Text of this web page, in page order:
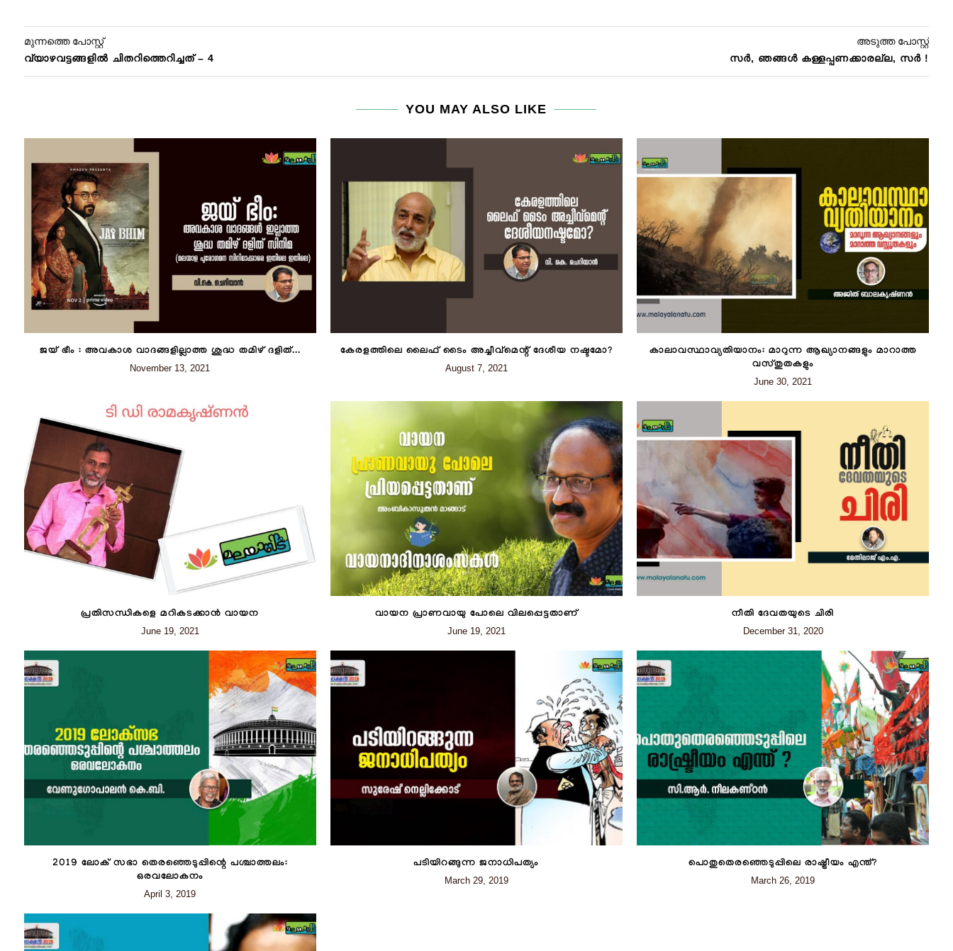
മുന്നത്തെ പോസ്റ്റ്
വ്യാഴവട്ടങ്ങളില്‍ ചിതറിത്തെറിച്ചത് – 4
അടുത്ത പോസ്റ്റ്
സര്‍, ഞങ്ങള്‍ കള്ളപ്പണക്കാരല്ല, സര്‍ !
YOU MAY ALSO LIKE
ജയ് ഭീം : അവകാശ വാദങ്ങളില്ലാത്ത ശുദ്ധ തമിഴ് ദളിത്...
November 13, 2021
കേരളത്തിലെ ലൈഫ് ടൈം അച്ചീവ്‌മെന്റ് ദേശീയ നഷ്ടമോ?
August 7, 2021
കാലാവസ്ഥാവ്യതിയാനം: മാറുന്ന ആഖ്യാനങ്ങളും മാറാത്ത
വസ്തുതകളും
June 30, 2021
പ്രതിസന്ധികളെ മറികടക്കാൻ വായന
June 19, 2021
വായന പ്രാണവായു പോലെ വിലപ്പെട്ടതാണ്
June 19, 2021
നീതി ദേവതയുടെ ചിരി
December 31, 2020
2019 ലോക് സഭാ തെരഞ്ഞെടുപ്പിന്റെ പശ്ചാത്തലം:
ഒരവലോകനം
April 3, 2019
പടിയിറങ്ങുന്ന ജനാധിപത്യം
March 29, 2019
പൊതുതെരഞ്ഞെടുപ്പിലെ രാഷ്ട്രീയം എന്ത്?
March 26, 2019